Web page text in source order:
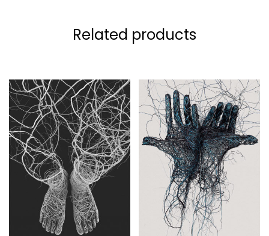
Related products